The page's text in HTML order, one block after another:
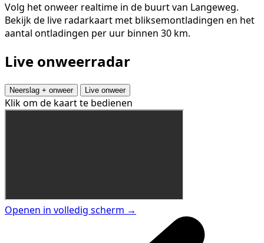
Volg het onweer realtime in de buurt van Langeweg.
Bekijk de live radarkaart met bliksemontladingen en het
aantal ontladingen per uur binnen 30 km.
Live onweerradar
Neerslag + onweer Live onweer
Klik om de kaart te bedienen
Openen in volledig scherm →